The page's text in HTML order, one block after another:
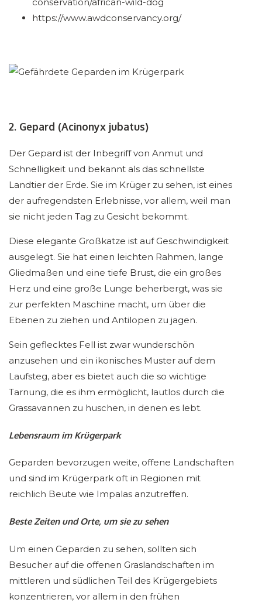
https://www.awdconservancy.org/
2. Gepard (Acinonyx jubatus)
Der Gepard ist der Inbegriff von Anmut und
Schnelligkeit und bekannt als das schnellste
Landtier der Erde. Sie im Krüger zu sehen, ist eines
der aufregendsten Erlebnisse, vor allem, weil man
sie nicht jeden Tag zu Gesicht bekommt.
Diese elegante Großkatze ist auf Geschwindigkeit
ausgelegt. Sie hat einen leichten Rahmen, lange
Gliedmaßen und eine tiefe Brust, die ein großes
Herz und eine große Lunge beherbergt, was sie
zur perfekten Maschine macht, um über die
Ebenen zu ziehen und Antilopen zu jagen.
Sein geflecktes Fell ist zwar wunderschön
anzusehen und ein ikonisches Muster auf dem
Laufsteg, aber es bietet auch die so wichtige
Tarnung, die es ihm ermöglicht, lautlos durch die
Grassavannen zu huschen, in denen es lebt.
Lebensraum im Krügerpark
Geparden bevorzugen weite, offene Landschaften
und sind im Krügerpark oft in Regionen mit
reichlich Beute wie Impalas anzutreffen.
Beste Zeiten und Orte, um sie zu sehen
Um einen Geparden zu sehen, sollten sich
Besucher auf die offenen Graslandschaften im
mittleren und südlichen Teil des Krügergebiets
konzentrieren, vor allem in den frühen